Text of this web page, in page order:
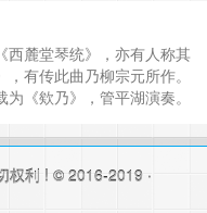
西麓堂琴统》，亦有人称其
，有传此曲乃柳宗元所作。
《欸乃》，管平湖演奏。
权利 ! © 2016-2019 ·